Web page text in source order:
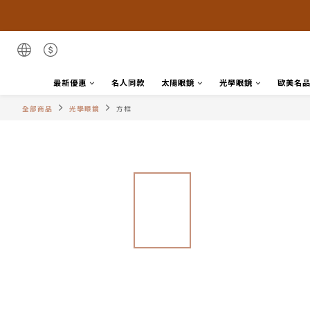
最新優惠 名人同款 太陽眼鏡 光學眼鏡 歐美名品
全部商品 光學眼鏡 方框